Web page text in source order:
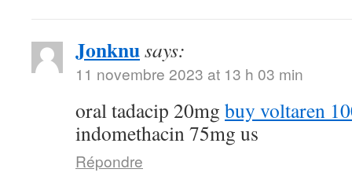
Jonknusays:
11 novembre 2023 at 13 h 03 min
oral tadacip 20mg buy voltaren
indomethacin 75mg us
Répondre